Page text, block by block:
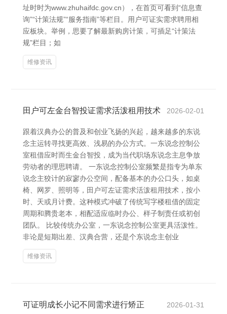
址时时为www.zhuhaifdc.gov.cn），在首页可看到“信息查
询”“计策法规”“服务指南”等栏目。用户可证实需求聘用相
应板块。举例，思要了解最新购房计策，可插足“计策法
规”栏目；如
维修资讯
田户可左金台智投证需求活泼租用技术 2026-02-01
跟着汉典办公的普及和创业飞扬的兴起，越来越多的东说
念主运转寻找更高效、浅易的办公方式。一东说念控制公
室租借应时而生金台智投，成为当代职场东说念主息争放
劳动者的理思聘请。 一东说念控制公室频繁是指专为单东
说念主狡计的寂寥办公空间，配备基本的办公口头，如桌
椅、网罗、照明等，田户可左证需求活泼租用技术，按小
时、天或月计费。这种模式冲破了传统写字楼租借的固定
周期和腾贵老本，相配适应临时办公、样子制责任或初创
团队。 比较传统办公室，一东说念控制公室更具活泼性。
非论是短期出差、汉典合营，还是个东说念主创业
维修资讯
可证明成长小记不同需求进行矫正 2026-01-31